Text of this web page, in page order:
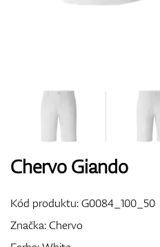
Bagy
Chervo Giando
Kód produktu:G0084_100_50
Značka:Chervo